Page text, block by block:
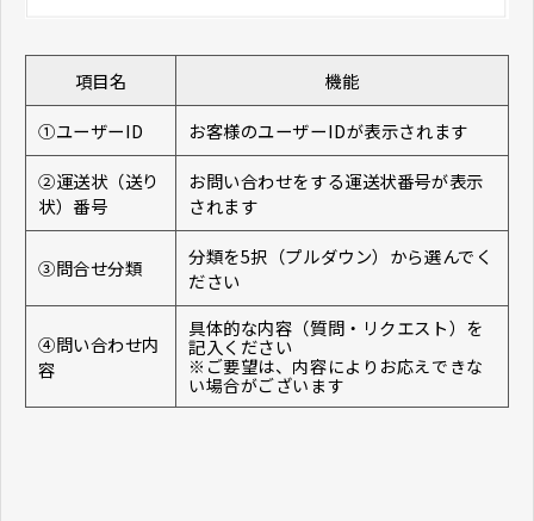
項目名
機能
①ユーザーID
お客様のユーザーIDが表示されます
②運送状（送り
状）番号
お問い合わせをする運送状番号が表示
されます
③問合せ分類
分類を5択（プルダウン）から選んでく
ださい
④問い合わせ内
容
具体的な内容（質問・リクエスト）を
記入ください
※ご要望は、内容によりお応えできな
い場合がございます